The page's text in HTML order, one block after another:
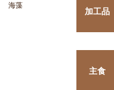
海藻
加工品
主食